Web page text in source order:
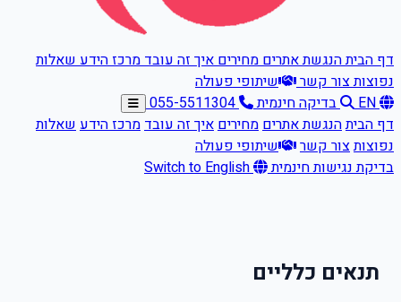
דף הביתהנגשת אתריםמחיריםאיך זה עובדמרכז הידעשאלות
נפוצותצור קשר
שיתופי פעולה
EN
בדיקה חינמית
055-5511304
דף הביתהנגשת אתריםמחיריםאיך זה עובדמרכז הידעשאלות
נפוצותצור קשר
שיתופי פעולה
בדיקת נגישות חינמית
Switch to English
תנאים כלליים